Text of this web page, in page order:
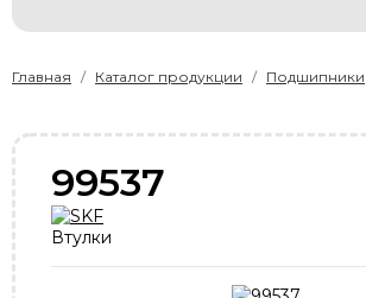
+7 (831) 215-14-27
order@podshipnik-nn.ru
Главная Каталог продукции Подшипники
99537
Втулки